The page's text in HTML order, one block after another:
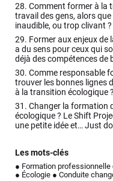
28. Comment former à la
travail des gens, alors
inaudible, ou trop clivant
29. Former aux enjeux de
a du sens pour ceux qui
déjà des compétences de
30. Comme responsable
trouver les bonnes lignes
à la transition écologique
31. Changer la formation
écologique ? Le Shift
une petite idée et… Just
Les mots-clés
● Formation professionnelle
● Écologie ● Conduite